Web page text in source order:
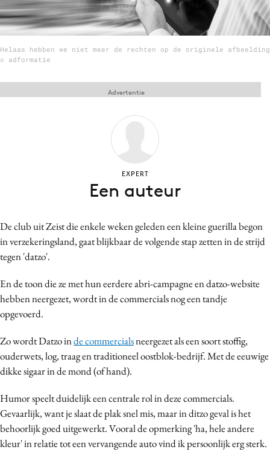
9 sept: GenAI-training
12 nov: MarketingLive!
Adverteren
Campagnes
Carriere
Contentmarketing
Craft
Customer Experience
Data & Insights
Design
Digital transformation
Diversiteit
Gedragsverandering
Influencer marketing
Interne communicatie
Helaas hebben we niet meer de rechten op de originele afbeelding
© adformatie
De club uit Zeist die enkele weken geleden een kleine guerilla begon
in verzekeringsland, gaat blijkbaar de volgende stap zetten in de strijd
tegen 'datzo'.
En de toon die ze met hun eerdere abri-campagne en datzo-website
hebben neergezet, wordt in de commercials nog een tandje
opgevoerd.
Zo wordt Datzo inde commercialsneergezet als een soort stoffig,
ouderwets, log, traag en traditioneel oostblok-bedrijf. Met de eeuwige
dikke sigaar in de mond (of hand).
Humor speelt duidelijk een centrale rol in deze commercials.
Gevaarlijk, want je slaat de plak snel mis, maar in ditzo geval is het
behoorlijk goed uitgewerkt. Vooral de opmerking 'ha, hele andere
kleur' in relatie tot een vervangende auto vind ik persoonlijk erg sterk.
Advertentie
EXPERT
Een auteur